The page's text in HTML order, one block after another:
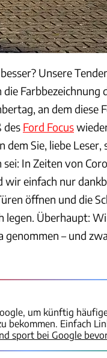
Unsere
Farbbezeichnung
an dem diese
des Ford Focus
dem Sie, liebe
In Zeiten von
einfach nur
öffnen und die
legen. Überhaupt:
genommen – und
um künftig
bekommen. Einfach
sport bei Google